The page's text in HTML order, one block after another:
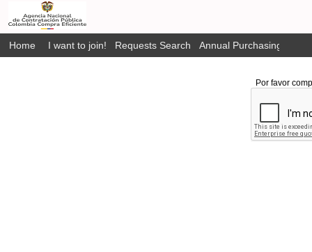
Home I want to join! Requests Search Annual Purchasing Plan
Por favor